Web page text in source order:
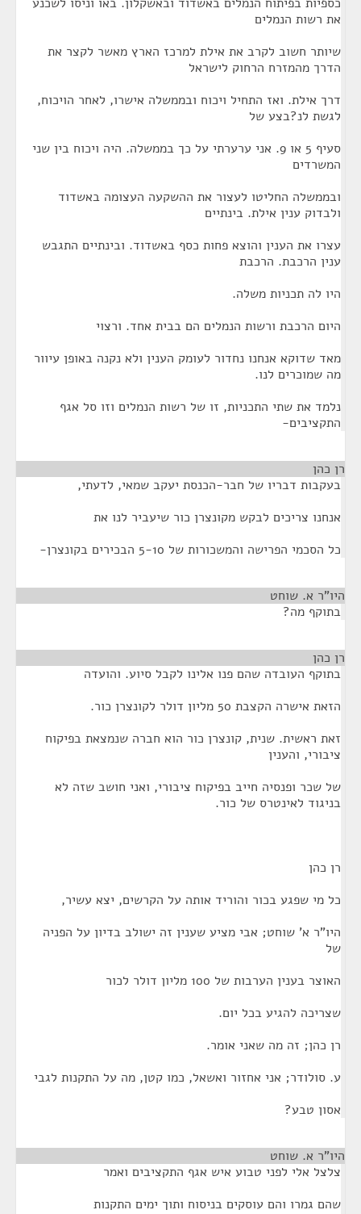
את רשות הנמלים
שיותר חשוב לקרב את אילת למרכז הארץ מאשר לקצר את
הדרך מהמזרח הרחוק לישראל
דרך אילת. ואז התחיל ויכוח ובממשלה אישרו, לאחר הויכוח,
לגשת לנ?בצע של
סעיף 5 או 9. אני ערערתי על כך בממשלה. היה ויכוח בין שני
המשרדים
ובממשלה החליטו לעצור את ההשקעה העצומה באשדוד
ולבדוק ענין אילת. בינתיים
עצרו את הענין והוצא פחות כסף באשדוד. ובינתיים התגבש
ענין הרכבת. הרכבת
היו לה תכניות משלה.
היום הרכבת ורשות הנמלים הם בבית אחד. ורצוי
מאד שדוקא אנחנו נחדור לעומק הענין ולא נקנה באופן עיוור
מה שמוכרים לנו.
נלמד את שתי התכניות, זו של רשות הנמלים וזו סל אגף
התקציבים-
רן כהן
בעקבות דבריו של חבר-הכנסת יעקב שמאי, לדעתי,
אנחנו צריכים לבקש מקונצרן כור שיעביר לנו את
כל הסכמי הפרישה והמשכורות של 5-10 הבכירים בקונצרן-
היו"ר א. שוחט
בתוקף מה?
רן כהן
בתוקף העובדה שהם פנו אלינו לקבל סיוע. והועדה
הזאת אישרה הקצבת 50 מליון דולר לקונצרן כור.
זאת ראשית. שנית, קונצרן כור הוא חברה שנמצאת בפיקוח
ציבורי, והענין
של שכר ופנסיה חייב בפיקוח ציבורי, ואני חושב שזה לא
בניגוד לאינטרס של כור.
רן כהן
כל מי שפגע בכור והוריד אותה על הקרשים, יצא עשיר,
היו"ר א' שוחט; אבי מציע שענין זה ישולב בדיון על הפניה
של
האוצר בענין הערבות של 100 מליון דולר לכור
שצריכה להגיע בכל יום.
רן כהן; זה מה שאני אומר.
ע. סולודר; אני אחזור ואשאל, כמו קטן, מה על התקנות לגבי
אסון טבע?
היו"ר א. שוחט
צלצל אלי לפני טבוע איש אגף התקציבים ואמר
שהם גמרו והם עוסקים בניסוח ותוך ימים התקנות